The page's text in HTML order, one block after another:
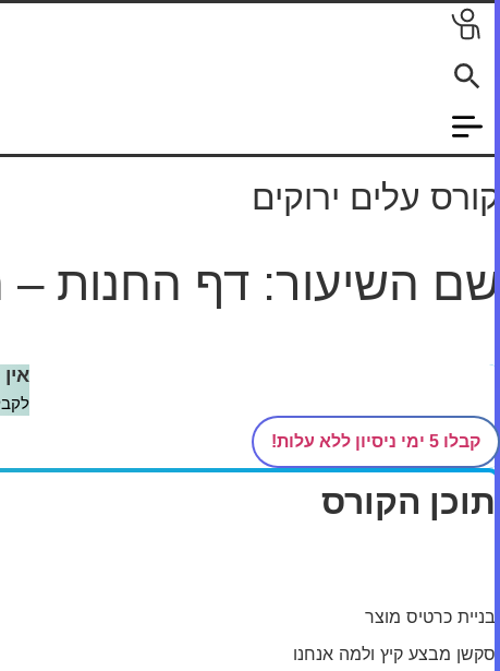
לתוכן
קורס עלים ירוקים
שם השיעור: דף החנות –
קבלו 5 ימי ניסיון ללא עלות!
תוכן הקורס
בניית כרטיס מוצר
סקשן מבצע קיץ ולמה אנחנו